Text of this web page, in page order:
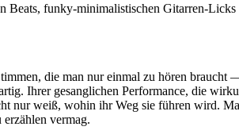
Beats, funky-minimalistischen Gitarren-
die man nur einmal zu hören braucht
Ihrer gesanglichen Performance, die
nur weiß, wohin ihr Weg sie führen wird.
vermag.